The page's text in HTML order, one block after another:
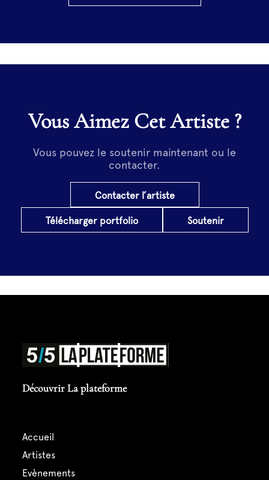
Vous Aimez Cet Artiste ?
Vous pouvez le soutenir maintenant ou le
contacter.
Contacter l’artiste
Télécharger portfolio Soutenir
Découvrir La plateforme
accueil
artistes
evènements